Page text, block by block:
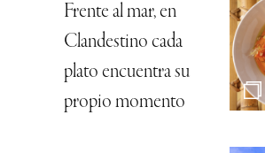
Frente al mar, en
Clandestino cada
plato encuentra su
propio momento